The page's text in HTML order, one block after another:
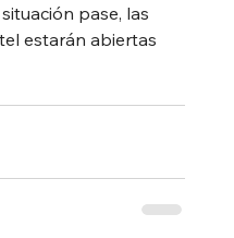
pase, las
estarán abiertas